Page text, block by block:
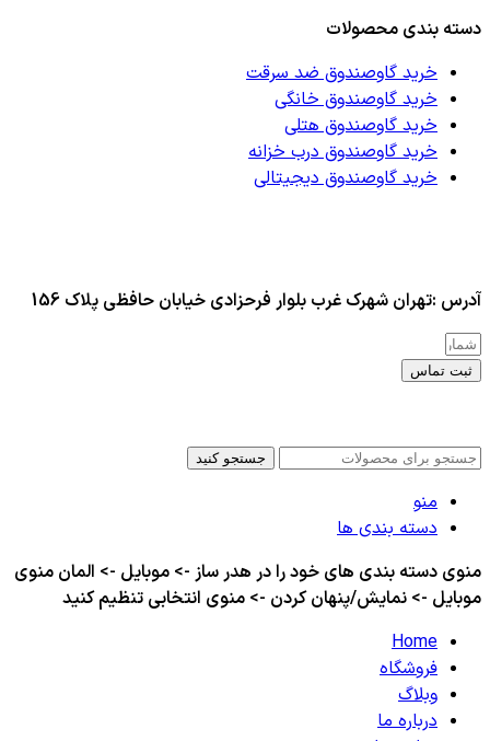
دسته بندی محصولات
خرید گاوصندوق ضد سرقت
خرید گاوصندوق خانگی
خرید گاوصندوق هتلی
خرید گاوصندوق درب خزانه
خرید گاوصندوق دیجیتالی
آدرس :تهران شهرک غرب بلوار فرحزادی خیابان حافظی پلاک 156
ثبت تماس
جستجو کنید
منو
دسته بندی ها
منوی دسته بندی های خود را در هدر ساز -> موبایل -> المان منوی
موبایل -> نمایش/پنهان کردن -> منوی انتخابی تنظیم کنید
Home
فروشگاه
وبلاگ
درباره ما